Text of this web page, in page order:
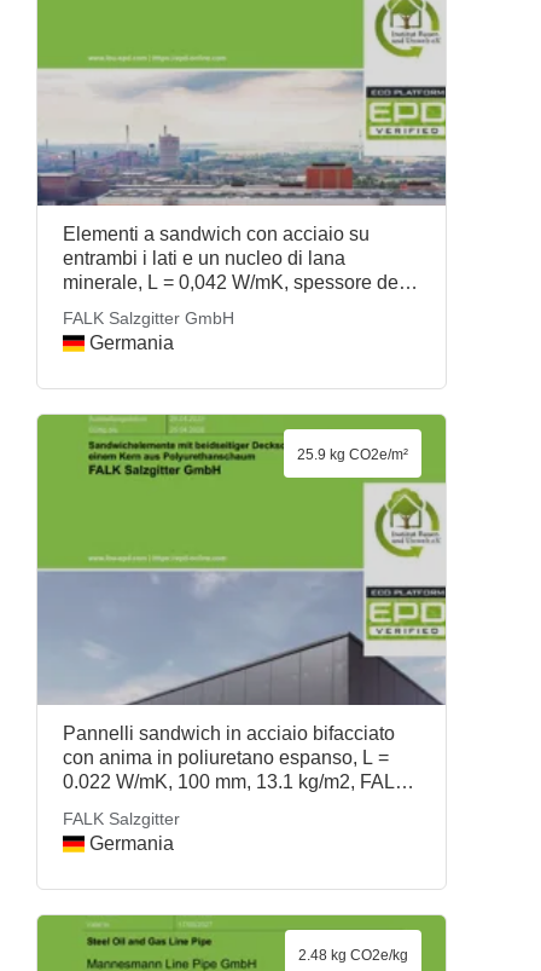
Elementi a sandwich con acciaio su
entrambi i lati e un nucleo di lana
minerale, L = 0,042 W/mK, spessore del
Lambda=0.042 W/(m.K), FALK Salzgitter
GmbH
FALK Salzgitter GmbH
Germania
Pannelli sandwich in acciaio bifacciato
con anima in poliuretano espanso, L =
0.022 W/mK, 100 mm, 13.1 kg/m2, FALK
FALK Salzgitter
Germania
25.9 kg CO2e/m²
2.48 kg CO2e/kg